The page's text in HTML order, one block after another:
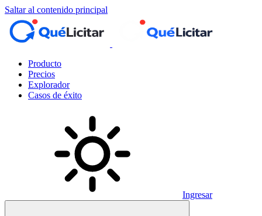
Saltar al contenido principal
Producto
Precios
Explorador
Casos de éxito
Ingresar